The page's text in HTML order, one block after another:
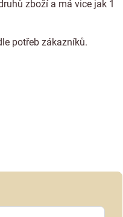
zboží a má vice jak 1
potřeb zákazníků.